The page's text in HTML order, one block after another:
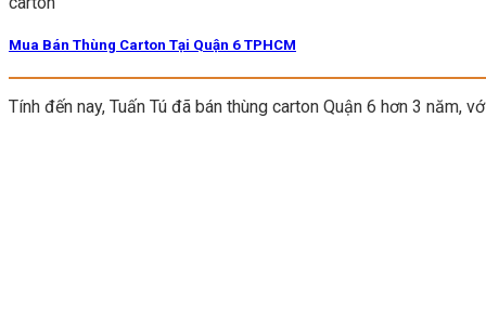
Mua Bán Thùng Carton Tại Quận 6 TPHCM
Tính đến nay, Tuấn Tú đã bán thùng carton Quận 6 hơn 3 năm,